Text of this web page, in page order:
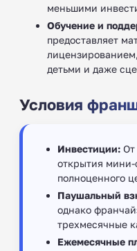
меньшими
Обучение и
предоставляет
детьми и даже
Условия
Инвестиции: От
открытия мини-
полноценного
Паушальный
однако
трехмесячные
Ежемесячные